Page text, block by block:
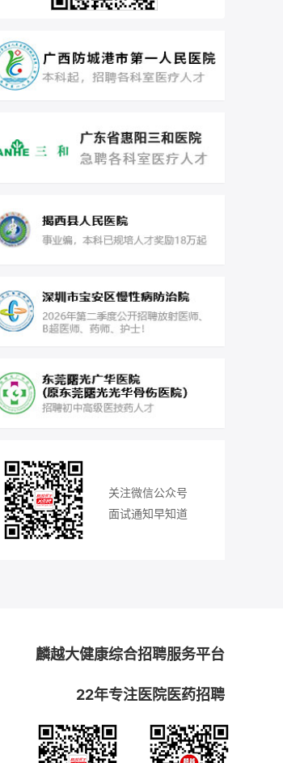
关注微信公众号
面试通知早知道
麟越大健康综合招聘服务平台
22年专注医院医药招聘